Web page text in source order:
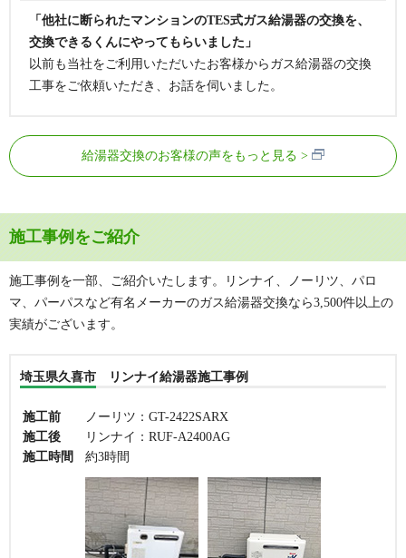
「他社に断られたマンションのTES式ガス給湯器の交換を、
交換できるくんにやってもらいました」
以前も当社をご利用いただいたお客様からガス給湯器の交換
工事をご依頼いただき、お話を伺いました。
給湯器交換のお客様の声をもっと見る
施工事例をご紹介
施工事例を一部、ご紹介いたします。リンナイ、ノーリツ、パロ
マ、パーパスなど有名メーカーのガス給湯器交換なら3,500件以上の
実績がございます。
埼玉県久喜市 リンナイ給湯器施工事例
施工前
ノーリツ：GT-2422SARX
施工後
リンナイ：RUF-A2400AG
施工時間
約3時間